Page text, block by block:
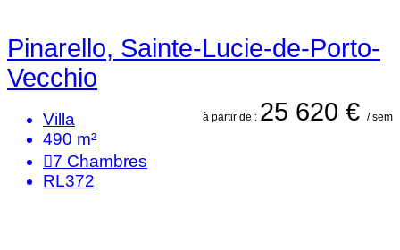
Pinarello, Sainte-Lucie-de-Porto-
Vecchio
à partir de : 25 620 € / sem
Villa
490 m²
7 Chambres
RL372